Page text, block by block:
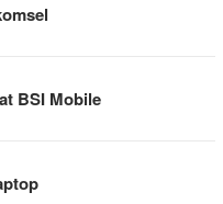
BSI Mobile